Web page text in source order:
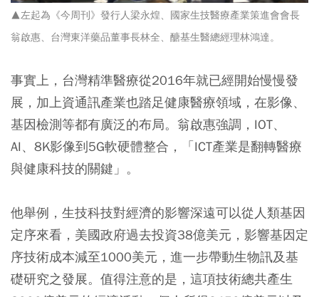
▲左起為《今周刊》發行人梁永煌、國家生技醫療產業策進會會長
翁啟惠、台灣東洋藥品董事長林全、醣基生醫總經理林鴻達。
事實上，台灣精準醫療從2016年就已經開始慢慢發
展，加上資通訊產業也踏足健康醫療領域，在影像、
基因檢測等都有廣泛的布局。翁啟惠強調，IOT、
AI、8K影像到5G軟硬體整合，「ICT產業是翻轉醫療
與健康科技的關鍵」。
他舉例，生技科技對經濟的影響深遠可以從人類基因
定序來看，美國政府過去投資38億美元，影響基因定
序技術成本減至1000美元，進一步帶動生物訊及基
礎研究之發展。值得注意的是，這項技術總共產生